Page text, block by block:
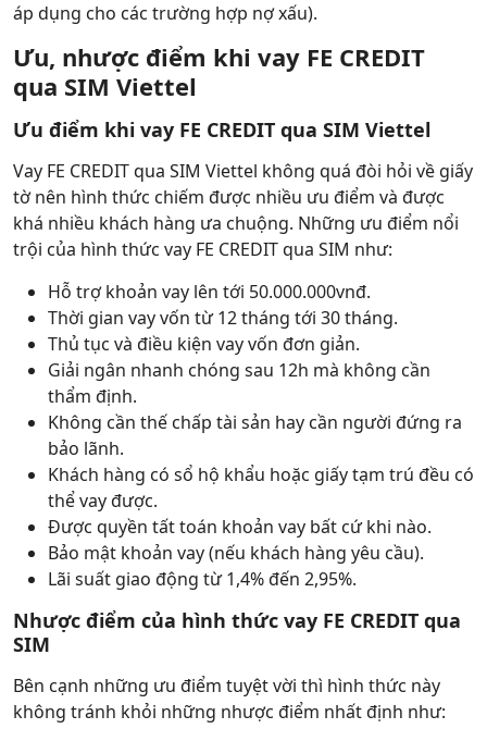
áp dụng cho các trường hợp nợ xấu).
Ưu, nhược điểm khi vay FE CREDIT
qua SIM Viettel
Ưu điểm khi vay FE CREDIT qua SIM Viettel
Vay FE CREDIT qua SIM Viettel không quá đòi hỏi về giấy
tờ nên hình thức chiếm được nhiều ưu điểm và được
khá nhiều khách hàng ưa chuộng. Những ưu điểm nổi
trội của hình thức vay FE CREDIT qua SIM như:
Hỗ trợ khoản vay lên tới 50.000.000vnđ.
Thời gian vay vốn từ 12 tháng tới 30 tháng.
Thủ tục và điều kiện vay vốn đơn giản.
Giải ngân nhanh chóng sau 12h mà không cần
thẩm định.
Không cần thế chấp tài sản hay cần người đứng ra
bảo lãnh.
Khách hàng có sổ hộ khẩu hoặc giấy tạm trú đều có
thể vay được.
Được quyền tất toán khoản vay bất cứ khi nào.
Bảo mật khoản vay (nếu khách hàng yêu cầu).
Lãi suất giao động từ 1,4% đến 2,95%.
Nhược điểm của hình thức vay FE CREDIT qua
SIM
Bên cạnh những ưu điểm tuyệt vời thì hình thức này
không tránh khỏi những nhược điểm nhất định như: